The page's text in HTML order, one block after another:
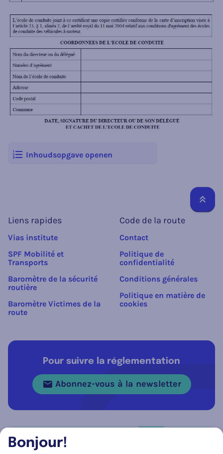
Inhoudsopgave openen
Liens rapides
Vias institute
SPF Mobilité et
Transports
Baromètre de la sécurité
routière
Baromètre Victimes de la
route
Code de la route
Contact
Politique de
confidentialité
Conditions générales
Politique en matière de
cookies
Pour suivre la réglementation
Abonnez-vous à la newsletter
Bonjour!